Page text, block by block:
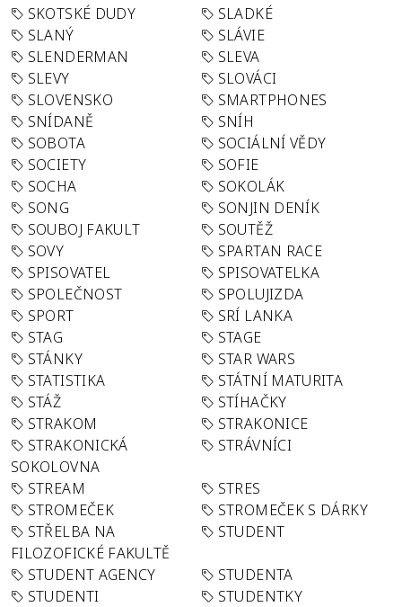
SKOTSKÉ DUDY
SLADKÉ
SLANÝ
SLÁVIE
SLENDERMAN
SLEVA
SLEVY
SLOVÁCI
SLOVENSKO
SMARTPHONES
SNÍDANĚ
SNÍH
SOBOTA
SOCIÁLNÍ VĚDY
SOCIETY
SOFIE
SOCHA
SOKOLÁK
SONG
SONJIN DENÍK
SOUBOJ FAKULT
SOUTĚŽ
SOVY
SPARTAN RACE
SPISOVATEL
SPISOVATELKA
SPOLEČNOST
SPOLUJIZDA
SPORT
SRÍ LANKA
STAG
STAGE
STÁNKY
STAR WARS
STATISTIKA
STÁTNÍ MATURITA
STÁŽ
STÍHAČKY
STRAKOM
STRAKONICE
STRAKONICKÁ
SOKOLOVNA
STRÁVNÍCI
STREAM
STRES
STROMEČEK
STROMEČEK S DÁRKY
STŘELBA NA
FILOZOFICKÉ FAKULTĚ
STUDENT
STUDENT AGENCY
STUDENTA
STUDENTI
STUDENTKY